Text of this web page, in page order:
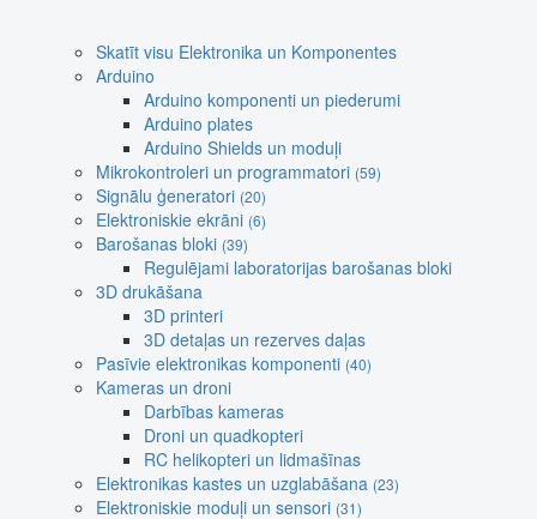
Skatīt visu Elektronika un Komponentes
Arduino
Arduino komponenti un piederumi
Arduino plates
Arduino Shields un moduļi
Mikrokontroleri un programmatori (59)
Signālu ģeneratori (20)
Elektroniskie ekrāni (6)
Barošanas bloki (39)
Regulējami laboratorijas barošanas bloki
3D drukāšana
3D printeri
3D detaļas un rezerves daļas
Pasīvie elektronikas komponenti (40)
Kameras un droni
Darbības kameras
Droni un quadkopteri
RC helikopteri un lidmašīnas
Elektronikas kastes un uzglabāšana (23)
Elektroniskie moduļi un sensori (31)